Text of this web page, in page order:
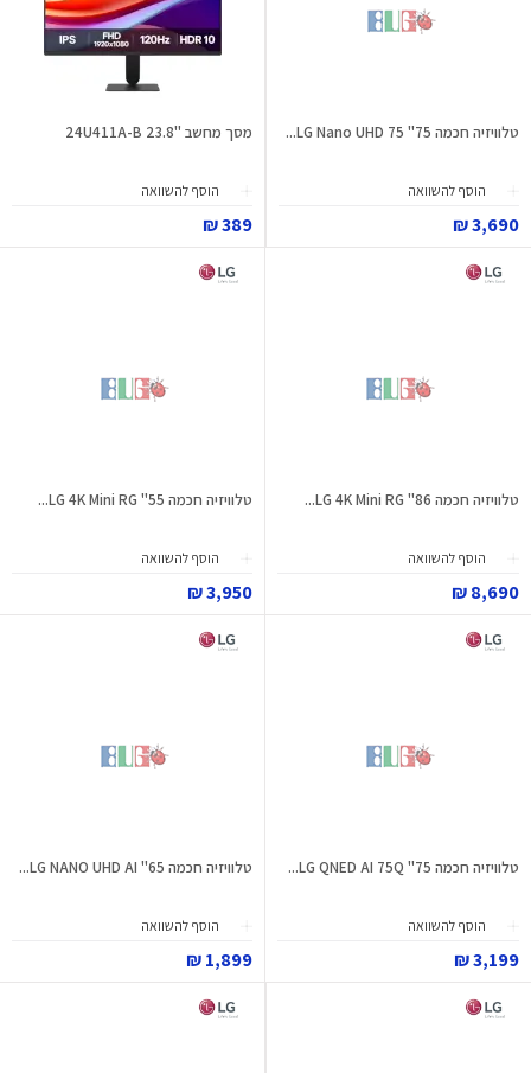
טלוויזיה חכמה 75" LG Nano UHD 75...
הוסף להשוואה
3,690 ₪
מסך מחשב "23.8 24U411A-B
הוסף להשוואה
389 ₪
טלוויזיה חכמה 86" LG 4K Mini RG...
הוסף להשוואה
8,690 ₪
טלוויזיה חכמה 55" LG 4K Mini RG...
הוסף להשוואה
3,950 ₪
טלוויזיה חכמה 75" LG QNED AI 75Q...
הוסף להשוואה
3,199 ₪
טלוויזיה חכמה 65" LG NANO UHD AI...
הוסף להשוואה
1,899 ₪